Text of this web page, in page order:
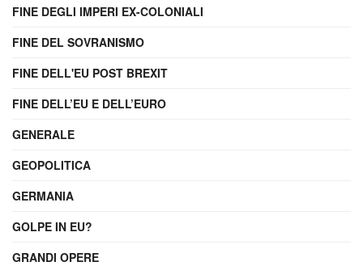
FINE DEGLI IMPERI EX-COLONIALI
FINE DEL SOVRANISMO
FINE DELL'EU POST BREXIT
FINE DELL’EU E DELL’EURO
GENERALE
GEOPOLITICA
GERMANIA
GOLPE IN EU?
GRANDI OPERE